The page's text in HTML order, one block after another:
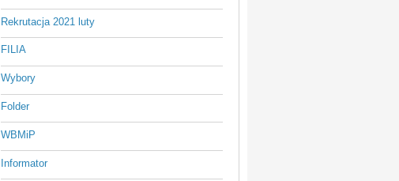
Rekrutacja 2021 luty
FILIA
Wybory
Folder
WBMiP
Informator